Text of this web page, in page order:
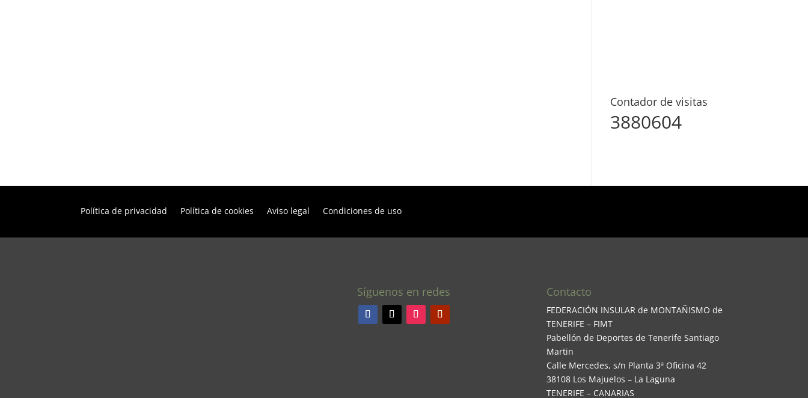
Contador de visitas
3880604
Política de privacidad Política de cookies Aviso legal Condiciones de uso
Síguenos en redes Contacto
FEDERACIÓN INSULAR de MONTAÑISMO de
TENERIFE – FIMT
Pabellón de Deportes de Tenerife Santiago
Martin
Calle Mercedes, s/n Planta 3ª Oficina 42
38108 Los Majuelos – La Laguna
TENERIFE – CANARIAS